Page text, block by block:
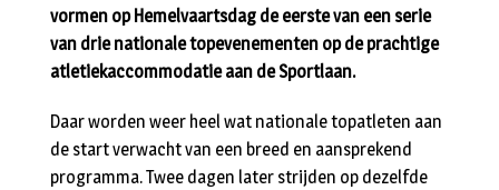
vormen op Hemelvaartsdag de eerste van een serie
van drie nationale topevenementen op de prachtige
atletiekaccommodatie aan de Sportlaan.
Daar worden weer heel wat nationale topatleten aan
de start verwacht van een breed en aansprekend
programma. Twee dagen later strijden op dezelfde